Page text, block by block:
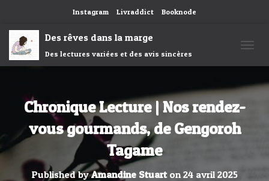
Instagram Livraddict Booknode
Des rêves dans la marge
Des lectures variées et des avis sincères
Chronique Lecture | Nos rendez-
vous gourmands, de Gengoroh
Tagame
Published byAmandine Stuarton 24 avril 2025